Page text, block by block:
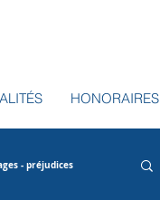
HONORAIRES
- préjudices